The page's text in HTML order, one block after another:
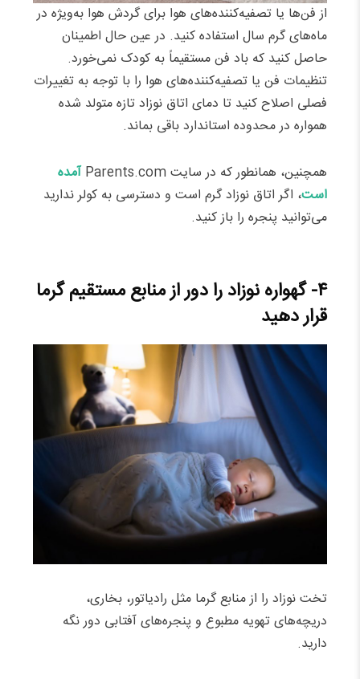
از فن‌ها یا تصفیه‌کننده‌های هوا برای گردش هوا به‌ویژه در
ماه‌های گرم سال استفاده کنید. در عین حال اطمینان
حاصل کنید که باد فن مستقیماً به کودک نمی‌خورد.
تنظیمات فن یا تصفیه‌کننده‌های هوا را با توجه به تغییرات
فصلی اصلاح کنید تا دمای اتاق نوزاد تازه متولد شده
همواره در محدوده استاندارد باقی بماند.
همچنین، همانطور که در سایت Parents.com
آمده
است، اگر اتاق نوزاد گرم است و دسترسی به کولر ندارید
می‌توانید پنجره را باز کنید.
۴- گهواره نوزاد را دور از منابع مستقیم گرما
قرار دهید
تخت نوزاد را از منابع گرما مثل رادیاتور، بخاری،
دریچه‌های تهویه مطبوع و پنجره‌های آفتابی دور نگه
دارید.